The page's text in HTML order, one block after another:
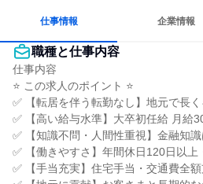
仕事情報 企業情報
職種と仕事内容
仕事内容
⭐ この求人のポイント ⭐
✅ 【転居を伴う転勤なし】地元で長
✅ 【高い給与水準】大卒初任給 月給
✅ 【知識不問・人間性重視】金融知
✅ 【働きやすさ】年間休日120日以上
✅ 【手当充実】住宅手当・交通費全